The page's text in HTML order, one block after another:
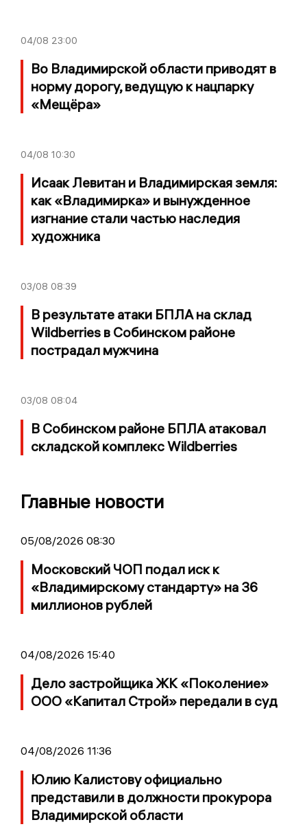
04/08 23:00
Во Владимирской области приводят в
норму дорогу, ведущую к нацпарку
«Мещёра»
04/08 10:30
Исаак Левитан и Владимирская земля:
как «Владимирка» и вынужденное
изгнание стали частью наследия
художника
03/08 08:39
В результате атаки БПЛА на склад
Wildberries в Собинском районе
пострадал мужчина
03/08 08:04
В Собинском районе БПЛА атаковал
складской комплекс Wildberries
Главные новости
05/08/2026 08:30
Московский ЧОП подал иск к
«Владимирскому стандарту» на 36
миллионов рублей
04/08/2026 15:40
Дело застройщика ЖК «Поколение»
ООО «Капитал Строй» передали в суд
04/08/2026 11:36
Юлию Калистову официально
представили в должности прокурора
Владимирской области